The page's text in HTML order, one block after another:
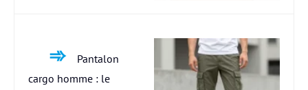
Pantalon
cargo homme : le